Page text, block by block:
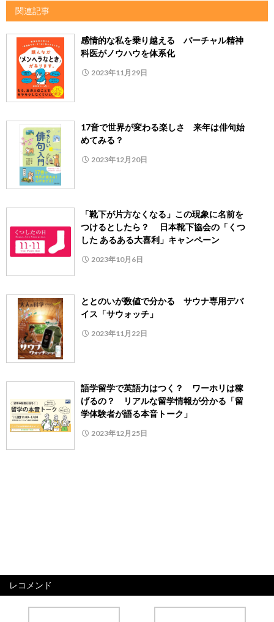
関連記事
感情的な私を乗り越える バーチャル精神
科医がノウハウを体系化
2023年11月29日
17音で世界が変わる楽しさ 来年は俳句始
めてみる？
2023年12月20日
「靴下が片方なくなる」この現象に名前を
つけるとしたら？ 日本靴下協会の「くつ
した あるある大喜利」キャンペーン
2023年10月6日
ととのいが数値で分かる サウナ専用デバ
イス「サウォッチ」
2023年11月22日
語学留学で英語力はつく？ ワーホリは稼
げるの？ リアルな留学情報が分かる「留
学体験者が語る本音トーク」
2023年12月25日
レコメンド